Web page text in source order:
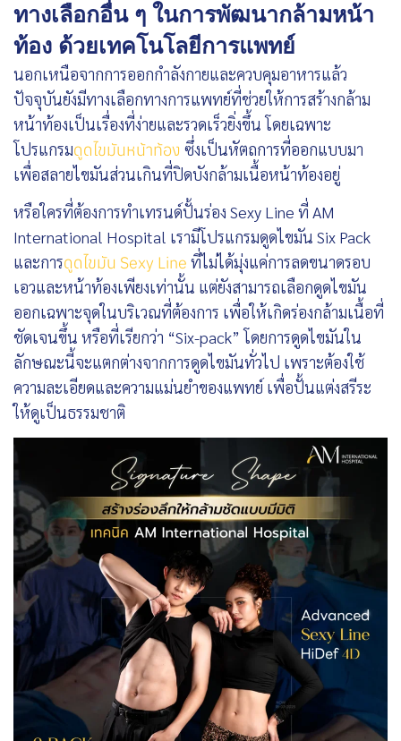
ทางเลือกอื่น ๆ ในการพัฒนากล้ามหน้า
ท้อง ด้วยเทคโนโลยีการแพทย์
นอกเหนือจากการออกกำลังกายและควบคุมอาหารแล้ว
ปัจจุบันยังมีทางเลือกทางการแพทย์ที่ช่วยให้การสร้างกล้าม
หน้าท้องเป็นเรื่องที่ง่ายและรวดเร็วยิ่งขึ้น โดยเฉพาะ
โปรแกรมดูดไขมันหน้าท้อง ซึ่งเป็นหัตถการที่ออกแบบมา
เพื่อสลายไขมันส่วนเกินที่ปิดบังกล้ามเนื้อหน้าท้องอยู่
หรือใครที่ต้องการทำเทรนด์ปั้นร่อง Sexy Line ที่ AM
International Hospital เรามีโปรแกรมดูดไขมัน Six Pack
และการดูดไขมัน Sexy Line ที่ไม่ได้มุ่งแค่การลดขนาดรอบ
เอวและหน้าท้องเพียงเท่านั้น แต่ยังสามารถเลือกดูดไขมัน
ออกเฉพาะจุดในบริเวณที่ต้องการ เพื่อให้เกิดร่องกล้ามเนื้อที่
ชัดเจนขึ้น หรือที่เรียกว่า “Six-pack” โดยการดูดไขมันใน
ลักษณะนี้จะแตกต่างจากการดูดไขมันทั่วไป เพราะต้องใช้
ความละเอียดและความแม่นยำของแพทย์ เพื่อปั้นแต่งสรีระ
ให้ดูเป็นธรรมชาติ